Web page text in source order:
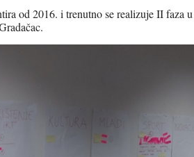
od 2016. i trenutno se realizuje II faza u